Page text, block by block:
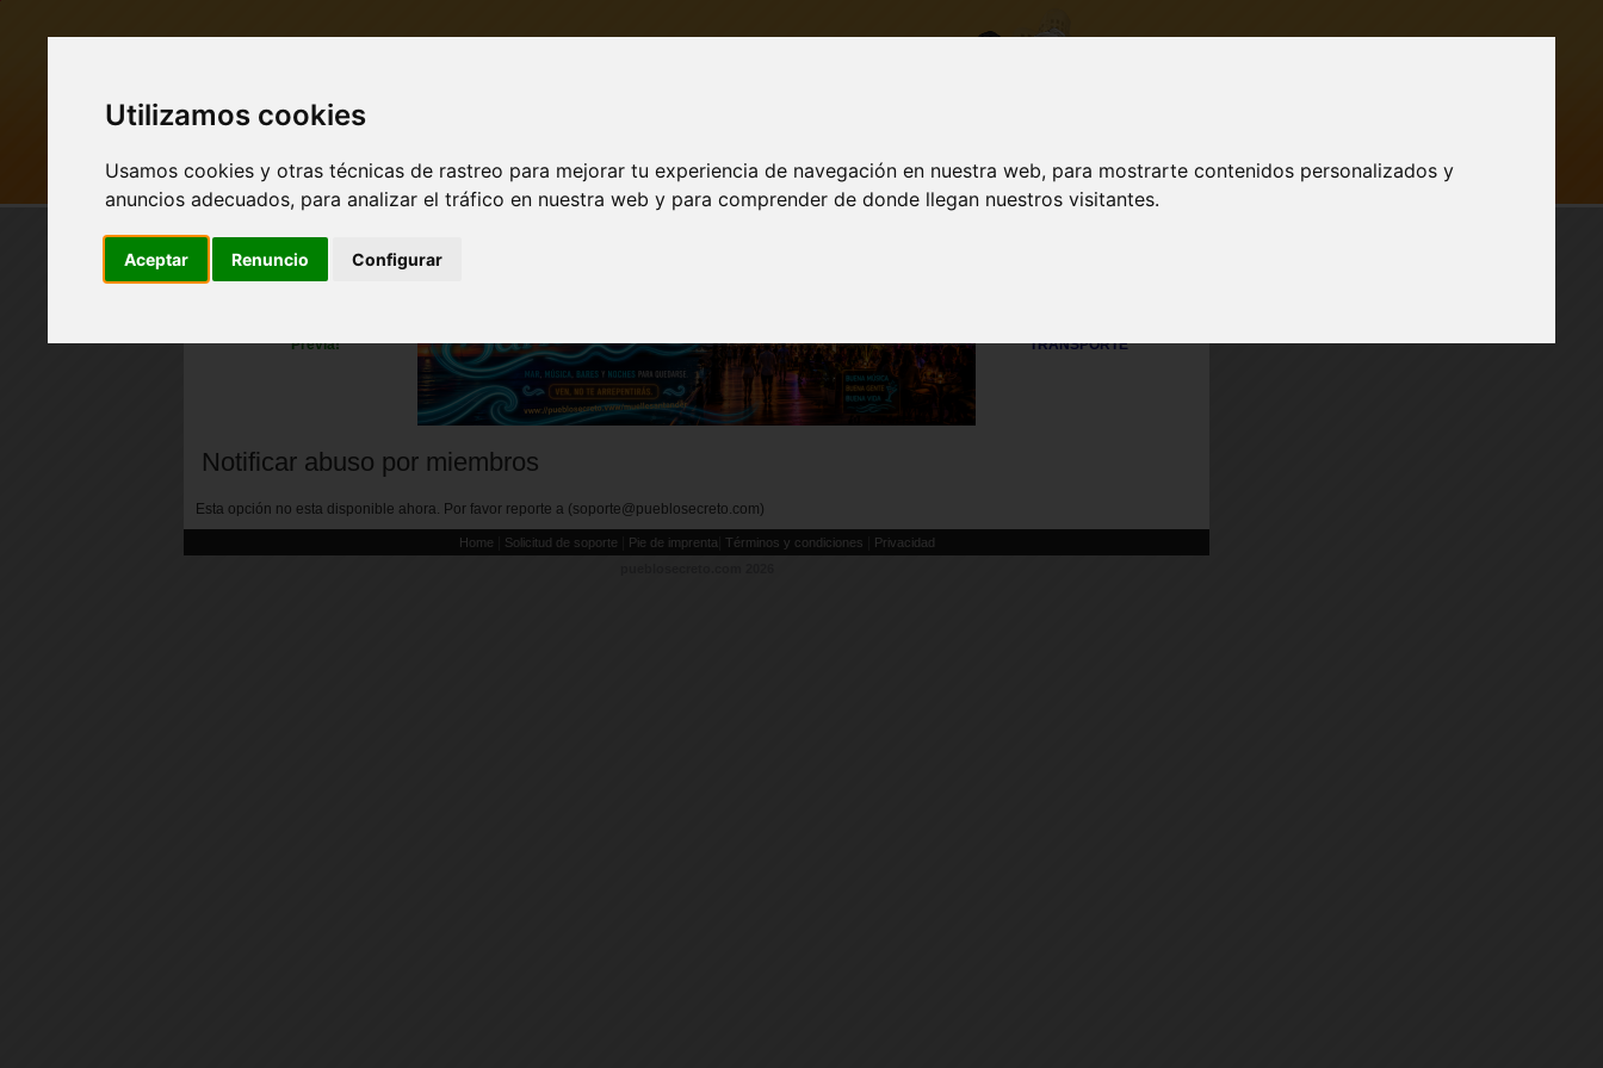
Utilizamos cookies
Usamos cookies y otras técnicas de rastreo para mejorar tu experiencia de navegación en nuestra web, para mostrarte contenidos personalizados y
anuncios adecuados, para analizar el tráfico en nuestra web y para comprender de donde llegan nuestros visitantes.
Aceptar Renuncio Configurar
MI PUEBLO BUSCAR DESCARGA ACTUALIZAR A VIP INICIAR SESIÓN
Previa!
TRANSPORTE
Notificar abuso por miembros
Esta opción no esta disponible ahora. Por favor reporte a (soporte@pueblosecreto.com)
Home Solicitud de soporte Pie de imprenta| Términos y condiciones
Privacidad